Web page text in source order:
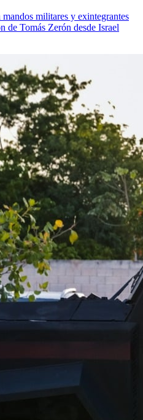
militares y exintegrantes
de Tomás Zerón desde Israel